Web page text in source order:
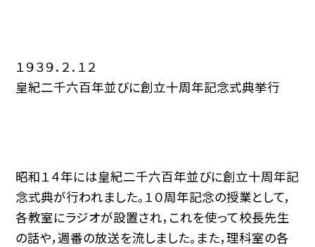
１９３９．２．１２
皇紀二千六百年並びに創立十周年記念式典挙行
昭和１４年には皇紀二千六百年並びに創立十周年記
念式典が行われました。１０周年記念の授業として，
各教室にラジオが設置され，これを使って校長先生
の話や，週番の放送を流しました。また，理科室の各